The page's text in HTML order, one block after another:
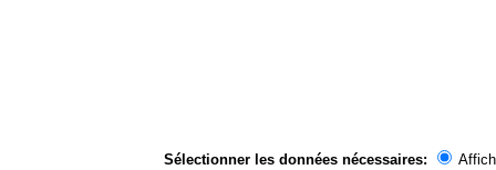
Sélectionner les données nécessaires: